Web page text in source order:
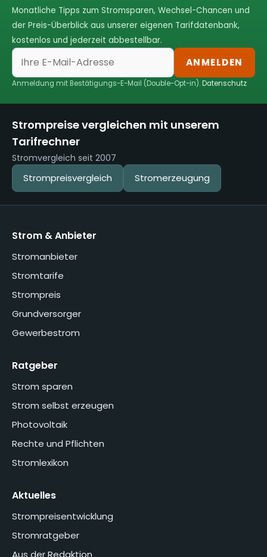
Monatliche Tipps zum Stromsparen, Wechsel-Chancen und
der Preis-Überblick aus unserer eigenen Tarifdatenbank,
kostenlos und jederzeit abbestellbar.
ANMELDEN
Anmeldung mit Bestätigungs-E-Mail (Double-Opt-in).Datenschutz
Strompreise vergleichen mit unserem
Tarifrechner
Stromvergleich seit 2007
Strompreisvergleich Stromerzeugung
Strom & Anbieter
Stromanbieter
Stromtarife
Strompreis
Grundversorger
Gewerbestrom
Ratgeber
Strom sparen
Strom selbst erzeugen
Photovoltaik
Rechte und Pflichten
Stromlexikon
Aktuelles
Strompreisentwicklung
Stromratgeber
Aus der Redaktion